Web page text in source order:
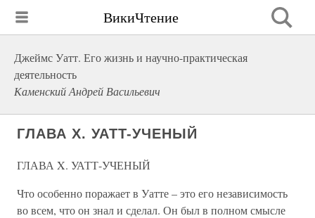
ВикиЧтение
Джеймс Уатт. Его жизнь и научно-практическая
деятельность
Каменский Андрей Васильевич
ГЛАВА X. УАТТ-УЧЕНЫЙ
ГЛАВА X. УАТТ-УЧЕНЫЙ
Что особенно поражает в Уатте – это его независимость
во всем, что он знал и сделал. Он был в полном смысле